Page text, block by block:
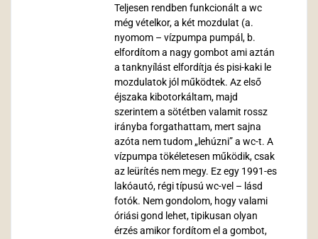
Teljesen rendben funkcionált a wc
még vételkor, a két mozdulat (a.
nyomom – vízpumpa pumpál, b.
elfordítom a nagy gombot ami aztán
a tanknyílást elfordítja és pisi-kaki le
mozdulatok jól működtek. Az első
éjszaka kibotorkáltam, majd
szerintem a sötétben valamit rossz
irányba forgathattam, mert sajna
azóta nem tudom „lehúzni” a wc-t. A
vízpumpa tökéletesen működik, csak
az leürítés nem megy. Ez egy 1991-es
lakóautó, régi típusú wc-vel – lásd
fotók. Nem gondolom, hogy valami
óriási gond lehet, tipikusan olyan
érzés amikor fordítom el a gombot,